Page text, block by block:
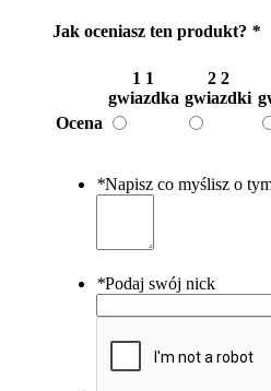
Jak oceniasz ten produkt? *
1 1
gwiazdka
2 2
gwiazdki
Ocena
*Napisz co myślisz o
*Podaj swój nick